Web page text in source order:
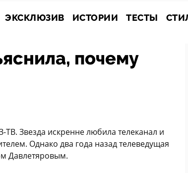
ЭКСКЛЮЗИВ ИСТОРИИ ТЕСТЫ
почему
Звезда искренне любила телеканал и
Однако два года назад телеведущая
Давлетяровым.